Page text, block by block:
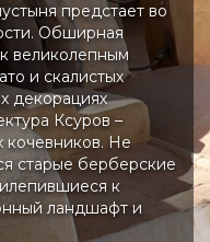
предстает во
Обширная
великолепным
и скалистых
декорациях
Ксуров –
кочевников. Не
старые берберские
к
ландшафт и